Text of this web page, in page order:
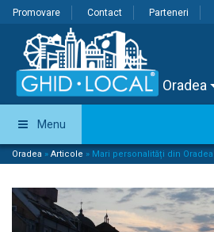
Promovare Contact Parteneri
Oradea
Menu
Oradea » Articole » Mari personalități din Oradea